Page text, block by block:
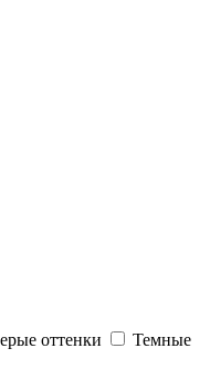
оттенки
Темные